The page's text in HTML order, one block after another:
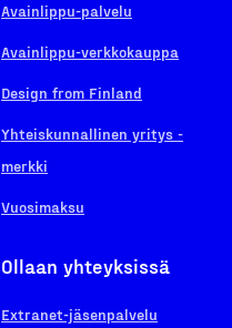
Avainlippu-palvelu
Avainlippu-verkkokauppa
Design from Finland
Yhteiskunnallinen yritys -
merkki
Vuosimaksu
Ollaan yhteyksissä
Extranet-jäsenpalvelu